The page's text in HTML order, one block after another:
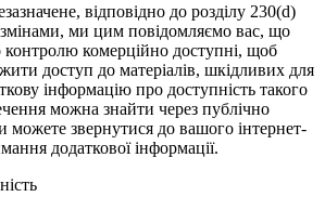
відповідно до розділу 230(d)
ми цим повідомляємо вас, що
контролю комерційно доступні, щоб
доступ до матеріалів, шкідливих для
інформацію про доступність такого
можна знайти через публічно
можете звернутися до вашого інтернет-
додаткової інформації.